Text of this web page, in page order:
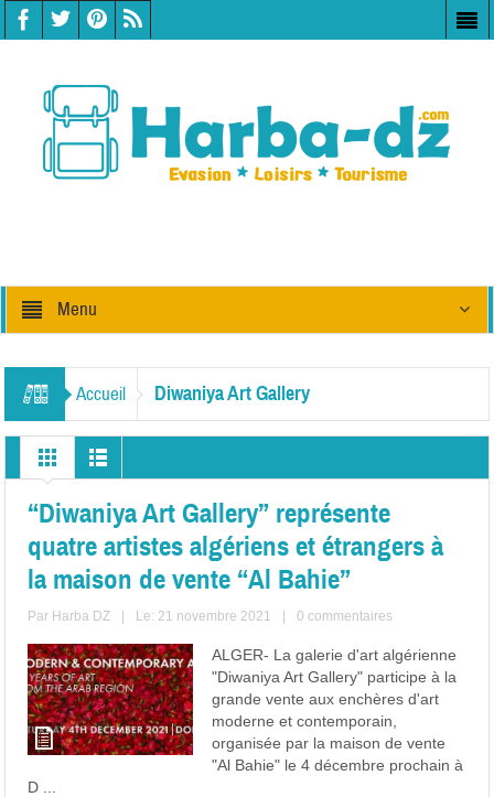
Menu
Accueil Diwaniya Art Gallery
“Diwaniya Art Gallery” représente
quatre artistes algériens et étrangers à
la maison de vente “Al Bahie”
Par Harba DZ Le: 21 novembre 2021 0 commentaires
ALGER- La galerie d'art algérienne
"Diwaniya Art Gallery" participe à la
grande vente aux enchères d'art
moderne et contemporain,
organisée par la maison de vente
"Al Bahie" le 4 décembre prochain à
D ...